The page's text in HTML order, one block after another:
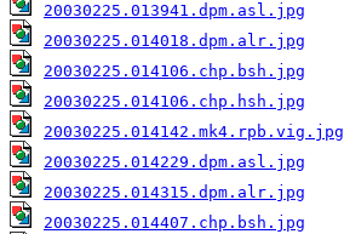
20030225.013941.dpm.asl.jpg
20030225.014018.dpm.alr.jpg
20030225.014106.chp.bsh.jpg
20030225.014106.chp.hsh.jpg
20030225.014142.mk4.rpb.vig.jpg
20030225.014229.dpm.asl.jpg
20030225.014315.dpm.alr.jpg
20030225.014407.chp.bsh.jpg